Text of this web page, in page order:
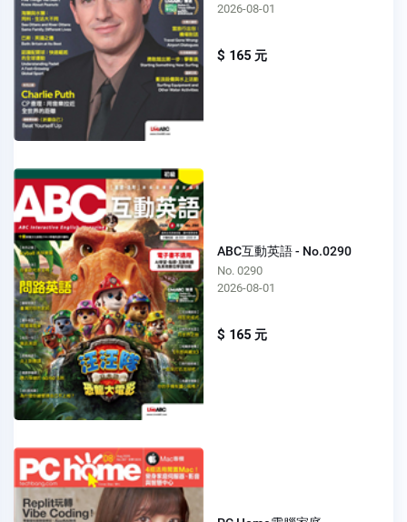
2026-08-01
$ 165 元
ABC互動英語 - No.0290
No. 0290
2026-08-01
$ 165 元